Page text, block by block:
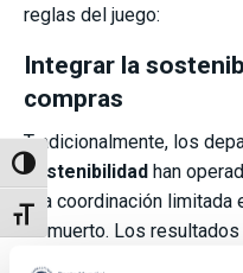
Alternar alto contraste
Alternar tamaño de letra
reglas del juego:
Integrar la
compras
Tradicionalmente, los
sostenibilidad han
una coordinación limitada
ha muerto. Los
criterios de carbono se